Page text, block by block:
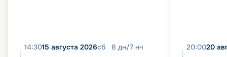
14:3015 августа 2026сб 8 дн/7 нч
20:0020